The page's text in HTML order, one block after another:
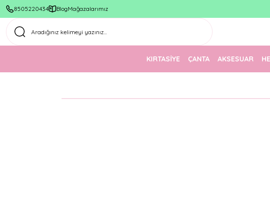
8505220434 BlogMağazalarımız
KIRTASİYE ÇANTA AKSESUAR